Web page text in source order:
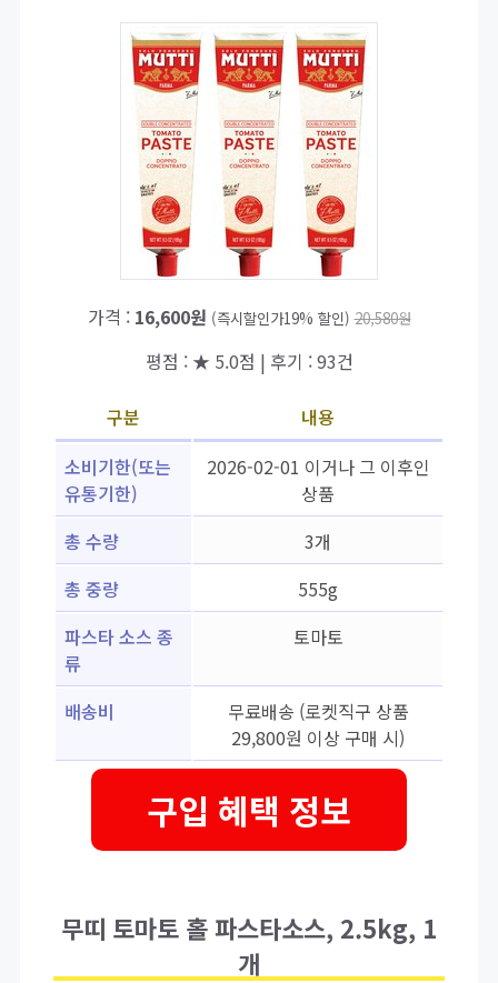
가격 : 16,600원 (즉시할인가19% 할인) 20,580원
평점 : ★ 5.0점 | 후기 : 93건
구분
내용
소비기한(또는
유통기한)
2026-02-01 이거나 그 이후인
상품
총 수량
3개
총 중량
555g
파스타 소스 종
류
토마토
배송비
무료배송 (로켓직구 상품
29,800원 이상 구매 시)
구입 혜택 정보
무띠 토마토 홀 파스타소스, 2.5kg, 1
개